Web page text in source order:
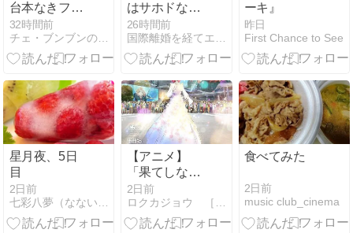
台本なきフィ
クションを通
じて
32時間前
チェ・ブンブンのカルチュール・フランセーズ
はサホドなく
『真っさら』
な新時代へ。
26時間前
ーキ』
昨日
First Chance to See
星月夜、5日
目
2日前
【アニメ】
「果てしなき
スカーレッ
ト」
（2025）」
2日前
食べてみた
2日前
music club_cinema